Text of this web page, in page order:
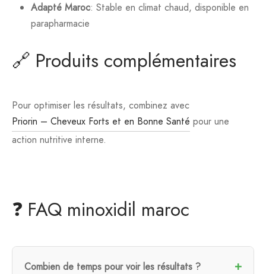
Adapté Maroc: Stable en climat chaud, disponible en
parapharmacie
🔗 Produits complémentaires
Pour optimiser les résultats, combinez avec
Priorin – Cheveux Forts et en Bonne Santé pour une
action nutritive interne.
❓ FAQ minoxidil maroc
Combien de temps pour voir les résultats ?